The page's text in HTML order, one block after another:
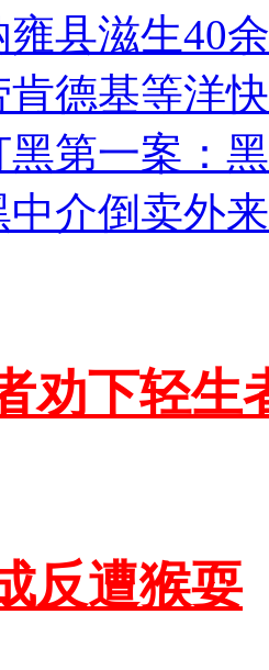
县滋生40
肯德基等洋
黑第一案：
中介倒卖外
劝下轻生
反遭猴耍